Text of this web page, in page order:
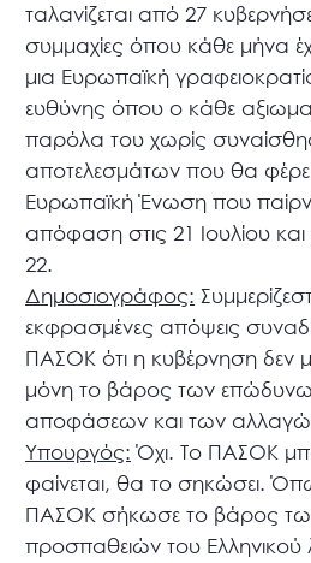
ταλανίζεται από 27
συμμαχίες όπου κάθε μήνα
μια Ευρωπαϊκή
ευθύνης όπου ο κάθε
παρόλα του χωρίς
αποτελεσμάτων που θα
Ευρωπαϊκή Ένωση που
απόφαση στις 21 Ιουλίου και
22.
Δημοσιογράφος:
εκφρασμένες απόψεις
ΠΑΣΟΚ ότι η κυβέρνηση δεν
μόνη το βάρος των
αποφάσεων και των
Υπουργός: Όχι. Το ΠΑΣΟΚ
φαίνεται, θα το σηκώσει.
ΠΑΣΟΚ σήκωσε το βάρος
προσπαθειών του